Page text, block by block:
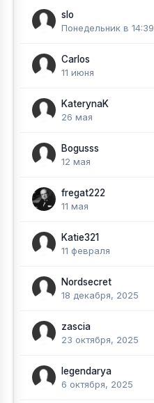
slo
Понедельник в 14:39
Carlos
11 июня
KaterynaK
26 мая
Bogusss
12 мая
fregat222
11 мая
Katie321
11 февраля
Nordsecret
18 декабря, 2025
zascia
23 октября, 2025
legendarya
6 октября, 2025